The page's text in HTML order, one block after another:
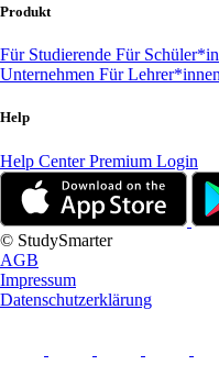
Produkt
Für Studierende Für
Unternehmen Für Lehrer*innen
Help
Help CenterPremium Login
© StudySmarter
AGB
Impressum
Datenschutzerklärung